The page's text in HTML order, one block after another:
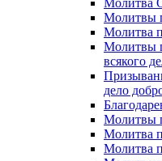
Молитва
Молитвы
Молитва
Молитвы
всякого
дело
Молитвы
Молитва
Молитва